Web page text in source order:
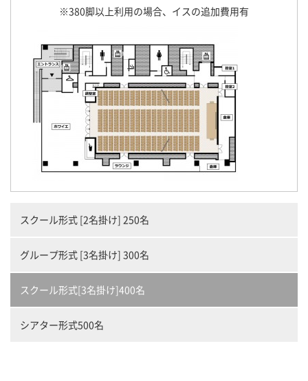
※380脚以上利用の場合、イスの追加費用有
スクール形式 [2名掛け] 250名
グループ形式 [3名掛け] 300名
スクール形式[3名掛け]400名
シアター形式500名